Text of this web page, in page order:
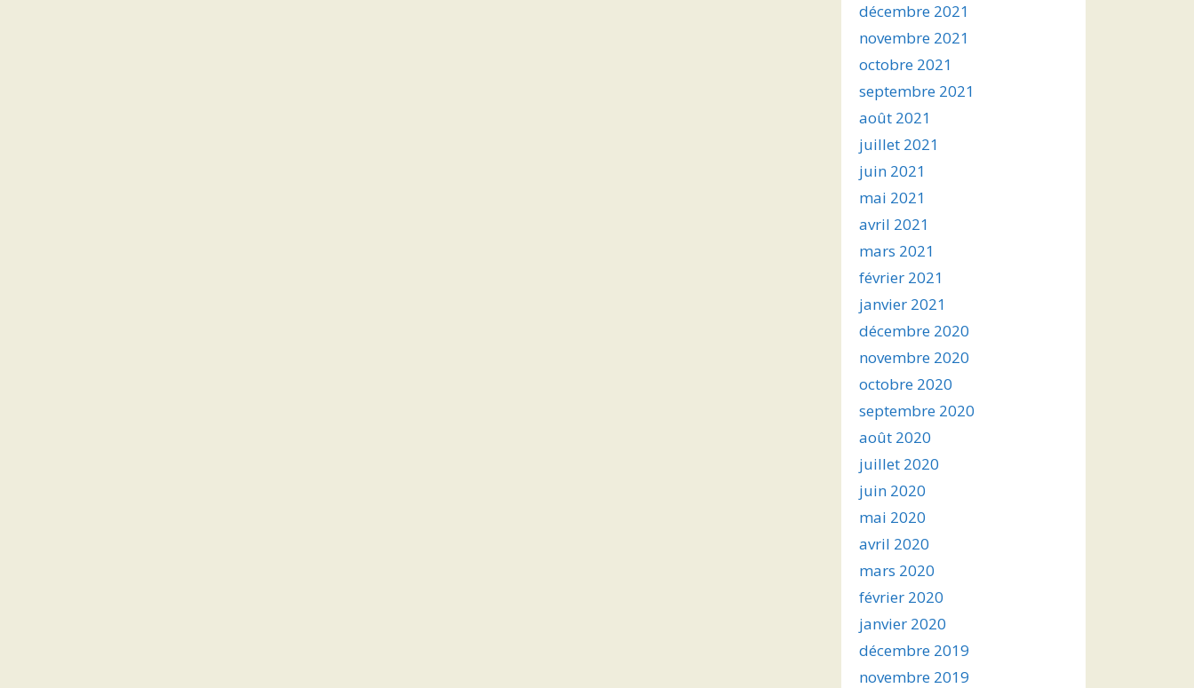
décembre 2021
novembre 2021
octobre 2021
septembre 2021
août 2021
juillet 2021
juin 2021
mai 2021
avril 2021
mars 2021
février 2021
janvier 2021
décembre 2020
novembre 2020
octobre 2020
septembre 2020
août 2020
juillet 2020
juin 2020
mai 2020
avril 2020
mars 2020
février 2020
janvier 2020
décembre 2019
novembre 2019